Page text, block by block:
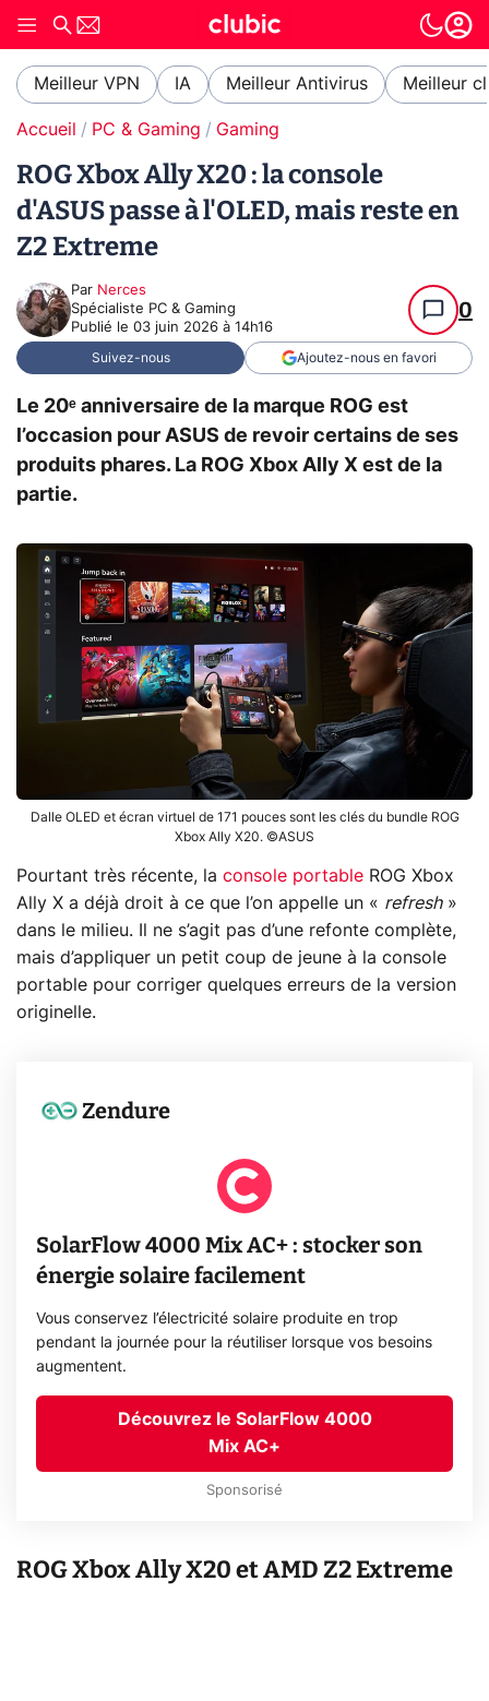
Meilleur VPN IA Meilleur Antivirus Meilleur
Accueil PC & Gaming Gaming
ROG Xbox Ally X20 : la console
d'ASUS passe à l'OLED, mais reste en
Z2 Extreme
Par Nerces
Spécialiste PC & Gaming
Publié le 03 juin 2026 à 14h16
0
Suivez-nous Ajoutez-nous en favori
Le 20ᵉ anniversaire de la marque ROG est
l’occasion pour ASUS de revoir certains de ses
produits phares. La ROG Xbox Ally X est de la
partie.
Dalle OLED et écran virtuel de 171 pouces sont les clés du bundle ROG
Xbox Ally X20. ©ASUS
Pourtant très récente, la console portable ROG Xbox
Ally X a déjà droit à ce que l’on appelle un « refresh»
dans le milieu. Il ne s’agit pas d’une refonte complète,
mais d’appliquer un petit coup de jeune à la console
portable pour corriger quelques erreurs de la version
originelle.
Zendure
SolarFlow 4000 Mix AC+ : stocker son
énergie solaire facilement
Vous conservez l’électricité solaire produite en trop
pendant la journée pour la réutiliser lorsque vos besoins
augmentent.
Découvrez le SolarFlow 4000
Mix AC+
Sponsorisé
ROG Xbox Ally X20 et AMD Z2 Extreme